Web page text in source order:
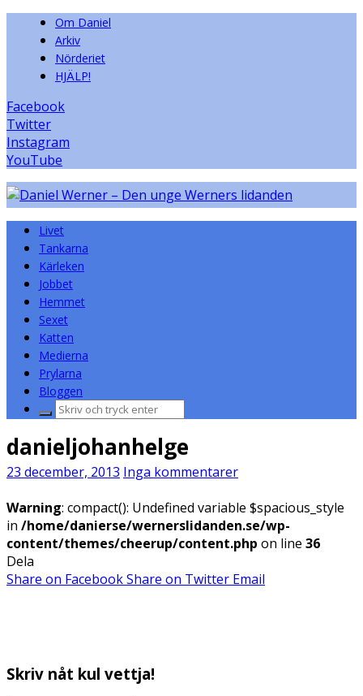
Om Daniel
Arkiv
Nörderiet
HJÄLP!
Facebook
Twitter
Instagram
YouTube
Livet
Tankarna
Kärleken
Jobbet
Hemmet
Sexet
Katten
Medierna
Prylarna
Bloggen
Sök
danieljohanhelge
23 december, 2013 Inga kommentarer
Warning: compact(): Undefined variable $spacious_style
in /home/danierse/wernerslidanden.se/wp-
content/themes/cheerup/content.php on line 36
Dela
Share on FacebookShare on Twitter Email
Skriv nåt kul vettja!